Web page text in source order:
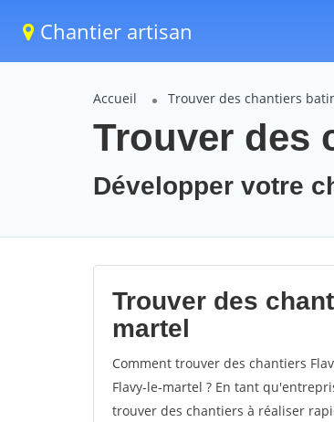
Chantier artisan
Accueil Trouver des chantiers
Trouver des
Développer votre
Trouver des
martel
Comment trouver des chantiers
Flavy-le-martel ? En tant
trouver des chantiers à réaliser